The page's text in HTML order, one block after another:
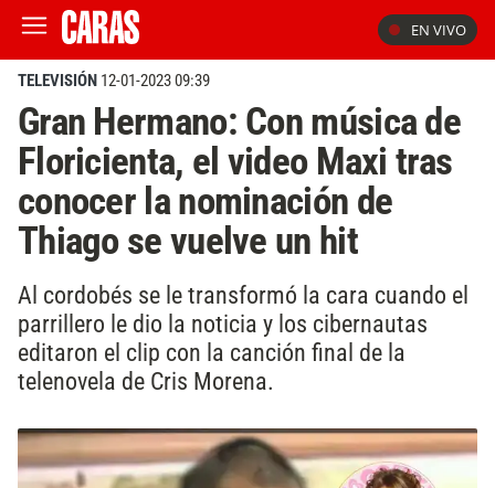
EN VIVO
TELEVISIÓN 12-01-2023 09:39
Gran Hermano: Con música de
Floricienta, el video Maxi tras
conocer la nominación de
Thiago se vuelve un hit
Al cordobés se le transformó la cara cuando el
parrillero le dio la noticia y los cibernautas
editaron el clip con la canción final de la
telenovela de Cris Morena.